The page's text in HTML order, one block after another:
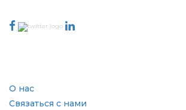
О нас
Связаться с нами